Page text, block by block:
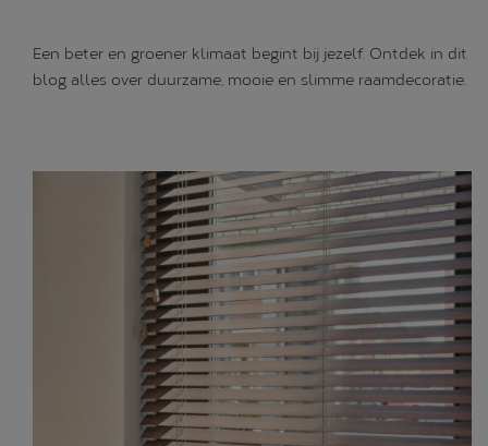
Een beter en groener klimaat begint bij jezelf. Ontdek in dit
blog alles over duurzame, mooie en slimme raamdecoratie.